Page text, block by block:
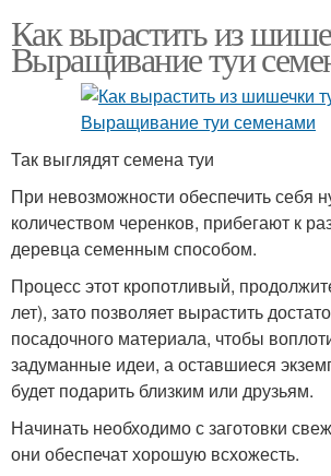
Как вырастить из
Выращивание туи
Так выглядят семена туи
При невозможности обеспечить себя
количеством черенков, прибегают к
деревца семенным способом.
Процесс этот кропотливый,
лет), зато позволяет вырастить
посадочного материала, чтобы
задуманные идеи, а оставшиеся
будет подарить близким или друзьям.
Начинать необходимо с заготовки
они обеспечат хорошую всхожесть.